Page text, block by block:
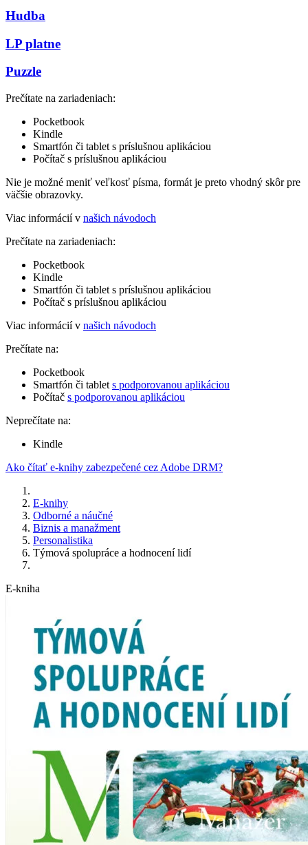
Hudba
LP platne
Puzzle
Prečítate na zariadeniach:
Pocketbook
Kindle
Smartfón či tablet s príslušnou aplikáciou
Počítač s príslušnou aplikáciou
Nie je možné meniť veľkosť písma, formát je preto vhodný skôr pre
väčšie obrazovky.
Viac informácií v našich návodoch
Prečítate na zariadeniach:
Pocketbook
Kindle
Smartfón či tablet s príslušnou aplikáciou
Počítač s príslušnou aplikáciou
Viac informácií v našich návodoch
Prečítate na:
Pocketbook
Smartfón či tablet s podporovanou aplikáciou
Počítač s podporovanou aplikáciou
Neprečítate na:
Kindle
Ako čítať e-knihy zabezpečené cez Adobe DRM?
E-knihy
Odborné a náučné
Biznis a manažment
Personalistika
Týmová spolupráce a hodnocení lidí
E-kniha